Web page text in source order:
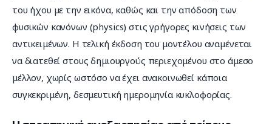
του ήχου με την εικόνα, καθώς και την απόδοση των
φυσικών κανόνων (physics) στις γρήγορες κινήσεις των
αντικειμένων. Η τελική έκδοση του μοντέλου αναμένεται
να διατεθεί στους δημιουργούς περιεχομένου στο άμεσο
μέλλον, χωρίς ωστόσο να έχει ανακοινωθεί κάποια
συγκεκριμένη, δεσμευτική ημερομηνία κυκλοφορίας.